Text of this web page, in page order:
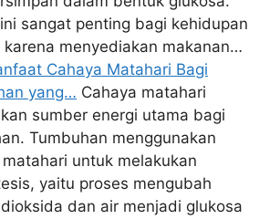
sangat penting bagi kehidupan
karena menyediakan makanan…
Cahaya Matahari Bagi
yang… Cahaya matahari
sumber energi utama bagi
Tumbuhan menggunakan
untuk melakukan
yaitu proses mengubah
dan air menjadi glukosa